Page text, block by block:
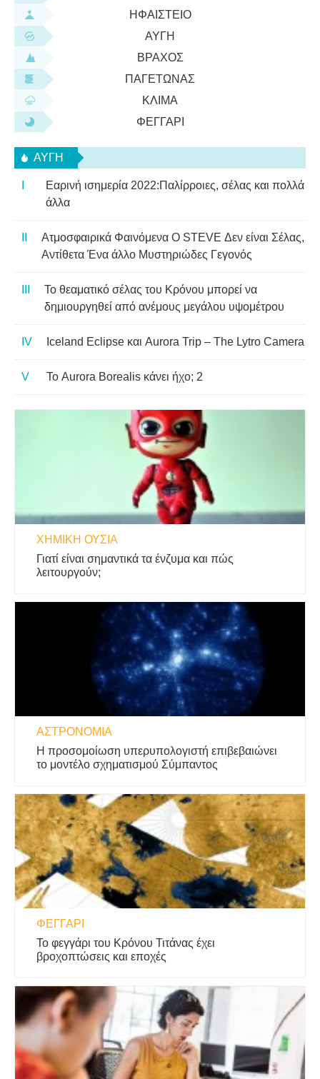
ΗΦΑΊΣΤΕΙΟ
ΑΥΓΉ
ΒΡΆΧΟΣ
ΠΑΓΕΤΏΝΑΣ
ΚΛΊΜΑ
ΦΕΓΓΆΡΙ
ΑΥΓΉ
Εαρινή ισημερία 2022:Παλίρροιες, σέλας και πολλά
άλλα
Ατμοσφαιρικά Φαινόμενα Ο STEVE Δεν είναι Σέλας,
Αντίθετα Ένα άλλο Μυστηριώδες Γεγονός
Το θεαματικό σέλας του Κρόνου μπορεί να
δημιουργηθεί από ανέμους μεγάλου υψομέτρου
Iceland Eclipse και Aurora Trip – The Lytro Camera
Το Aurora Borealis κάνει ήχο; 2
ΧΗΜΙΚΉ ΟΥΣΊΑ
Γιατί είναι σημαντικά τα ένζυμα και πώς
λειτουργούν;
ΑΣΤΡΟΝΟΜΊΑ
Η προσομοίωση υπερυπολογιστή επιβεβαιώνει
το μοντέλο σχηματισμού Σύμπαντος
ΦΕΓΓΆΡΙ
Το φεγγάρι του Κρόνου Τιτάνας έχει
βροχοπτώσεις και εποχές